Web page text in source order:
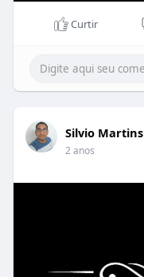
Curtir
Silvio Martins
2 anos